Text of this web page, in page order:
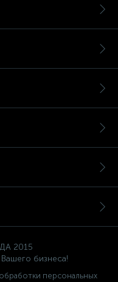
2015
бизнеса!
персональных